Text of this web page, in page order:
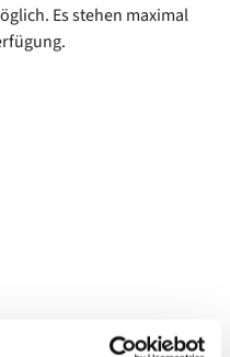
Es stehen maximal